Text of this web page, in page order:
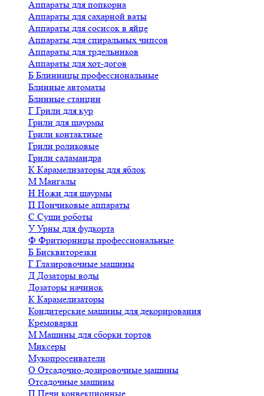
Аппараты для попкорна
Аппараты для сахарной ваты
Аппараты для сосисок в яйце
Аппараты для спиральных чипсов
Аппараты для трдельников
Аппараты для хот-догов
Б Блинницы профессиональные
Блинные автоматы
Блинные станции
Г Грили для кур
Грили для шаурмы
Грили контактные
Грили роликовые
Грили саламандра
К Карамелизаторы для яблок
М Мангалы
Н Ножи для шаурмы
П Пончиковые аппараты
С Суши роботы
У Урны для фудкорта
Ф Фритюрницы профессиональные
Б Бисквиторезки
Г Глазировочные машины
Д Дозаторы воды
Дозаторы начинок
К Карамелизаторы
Кондитерские машины для декорирования
Кремоварки
М Машины для сборки тортов
Миксеры
Мукопросеиватели
О Отсадочно-дозировочные машины
Отсадочные машины
П Печи конвекционные